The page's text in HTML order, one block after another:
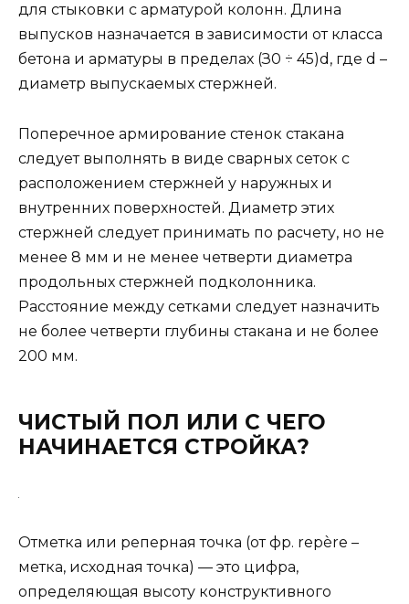
для стыковки с арматурой колонн. Длина
выпусков назначается в зависимости от класса
бетона и арматуры в пределах (З0 ÷ 45)d, где d –
диаметр выпускаемых стержней.
Поперечное армирование стенок стакана
следует выпол­нять в виде сварных сеток с
расположением стержней у наружных и
внутренних поверхностей. Диа­метр этих
стержней следует принимать по расчету, но не
менее 8 мм и не менее четверти диаметра
продольных стерж­ней подколонника.
Расстояние между сетками следует назначить
не более четверти глубины стакана и не более
200 мм.
ЧИСТЫЙ ПОЛ ИЛИ С ЧЕГО
НАЧИНАЕТСЯ СТРОЙКА?
Отметка или реперная точка (от фр. repère –
метка, исходная точка) — это цифра,
определяющая высоту конструктивного